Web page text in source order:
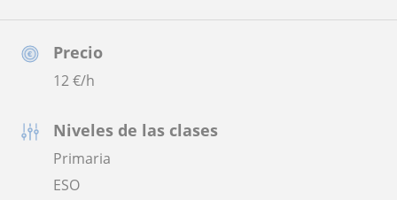
Precio
12€/h
Niveles de las clases
Primaria
ESO